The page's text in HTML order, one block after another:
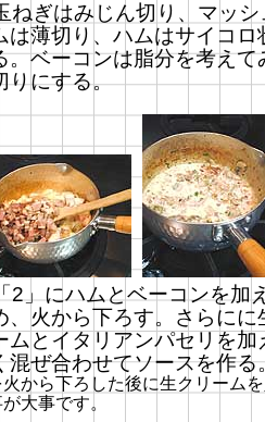
ねぎはみじん切り、マッシ
は薄切り、ハムはサイコロ
。ベーコンは脂分を考えて
りにする。
2」にハムとベーコンを加
、火から下ろす。さらにに
ムとイタリアンパセリを加
混ぜ合わせてソースを作る
から下ろした後に生クリーム
大事です。